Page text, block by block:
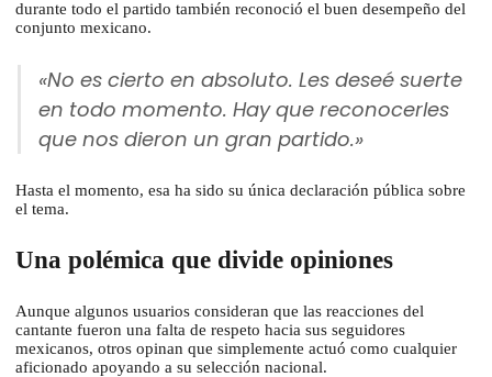
durante todo el partido también reconoció el buen desempeño del
conjunto mexicano.
«No es cierto en absoluto. Les deseé suerte
en todo momento. Hay que reconocerles
que nos dieron un gran partido.»
Hasta el momento, esa ha sido su única declaración pública sobre
el tema.
Una polémica que divide opiniones
Aunque algunos usuarios consideran que las reacciones del
cantante fueron una falta de respeto hacia sus seguidores
mexicanos, otros opinan que simplemente actuó como cualquier
aficionado apoyando a su selección nacional.